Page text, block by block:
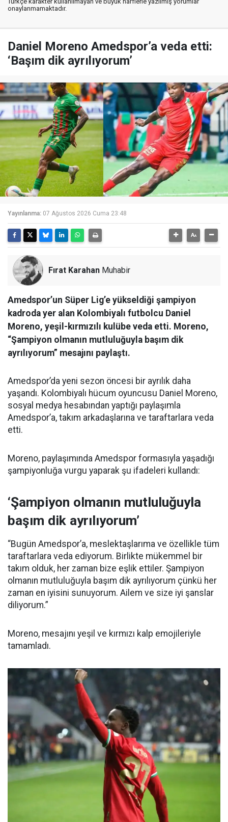
onaylanmamaktadır.
Daniel Moreno Amedspor’a veda etti:
‘Başım dik ayrılıyorum’
Yayınlanma: 07 Ağustos 2026 Cuma 23:48
Fırat Karahan Muhabir
Amedspor’un Süper Lig’e yükseldiği şampiyon
kadroda yer alan Kolombiyalı futbolcu Daniel
Moreno, yeşil-kırmızılı kulübe veda etti. Moreno,
“Şampiyon olmanın mutluluğuyla başım dik
ayrılıyorum” mesajını paylaştı.
Amedspor’da yeni sezon öncesi bir ayrılık daha
yaşandı. Kolombiyalı hücum oyuncusu Daniel Moreno,
sosyal medya hesabından yaptığı paylaşımla
Amedspor’a, takım arkadaşlarına ve taraftarlara veda
etti.
Moreno, paylaşımında Amedspor formasıyla yaşadığı
şampiyonluğa vurgu yaparak şu ifadeleri kullandı:
‘Şampiyon olmanın mutluluğuyla
başım dik ayrılıyorum’
“Bugün Amedspor’a, meslektaşlarıma ve özellikle tüm
taraftarlara veda ediyorum. Birlikte mükemmel bir
takım olduk, her zaman bize eşlik ettiler. Şampiyon
olmanın mutluluğuyla başım dik ayrılıyorum çünkü her
zaman en iyisini sunuyorum. Ailem ve size iyi şanslar
diliyorum.”
Moreno, mesajını yeşil ve kırmızı kalp emojileriyle
tamamladı.